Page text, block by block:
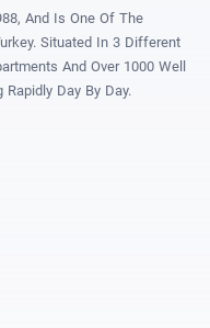
And Is One Of The
Situated In 3 Different
And Over 1000 Well
Day By Day.